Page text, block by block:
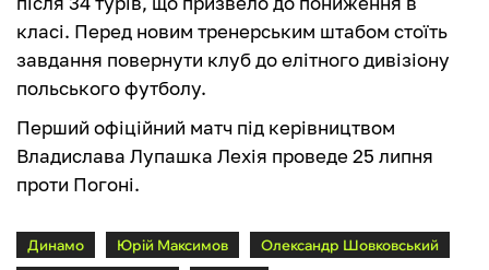
класі. Перед новим тренерським штабом стоїть
завдання повернути клуб до елітного дивізіону
польського футболу.
Перший офіційний матч під керівництвом
Владислава Лупашка Лехія проведе 25 липня
проти Погоні.
Динамо Юрій Максимов
Олександр Шовковський